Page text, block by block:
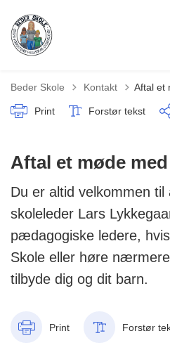
Beder Skole Tilbage til
Kontakt Aftal et
Print Forstør tekst
Aftal et møde
Du er altid velkommen
skoleleder Lars
pædagogiske ledere,
Skole eller høre
tilbyde dig og dit barn.
Print Forstør